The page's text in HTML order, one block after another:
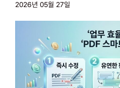
2026년 05월 27일